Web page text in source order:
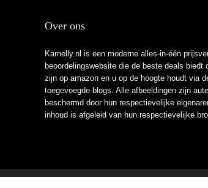
Over ons
Karnelly.nl is een moderne alles-in-één
beoordelingswebsite die de beste deals biedt
zijn op amazon en u op de hoogte houdt via
toegevoegde blogs. Alle afbeeldingen zijn
beschermd door hun respectievelijke
inhoud is afgeleid van hun respectievelijke